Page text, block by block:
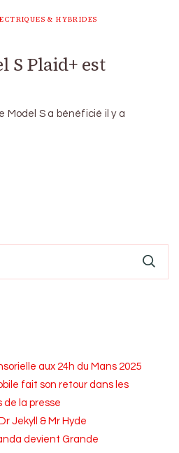
& HYBRIDES
S Plaid+ est
Model S a bénéficié il y a
aux 24h du Mans 2025
fait son retour dans les
de la presse
Jekyll & Mr Hyde
devient Grande